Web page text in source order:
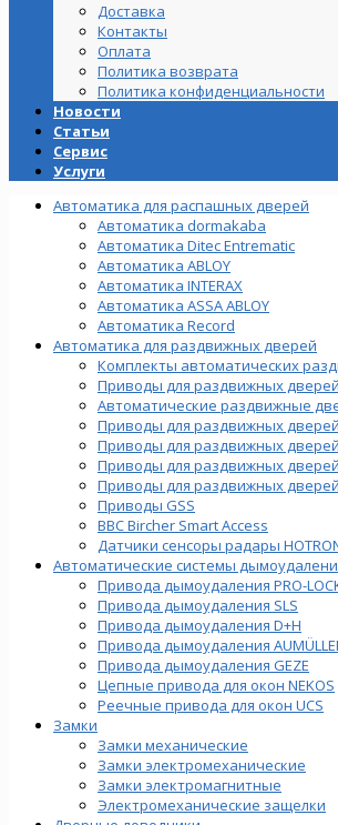
Доставка
Контакты
Оплата
Политика возврата
Политика конфиденциальности
Новости
Статьи
Сервис
Услуги
Автоматика для распашных дверей
Автоматика dormakaba
Автоматика Ditec Entrematic
Автоматика ABLOY
Автоматика INTERAX
Автоматика ASSA ABLOY
Автоматика Record
Автоматика для раздвижных дверей
Комплекты автоматических
Приводы для раздвижных
Автоматические раздвижные
Приводы для раздвижных дверей
Приводы для раздвижных дверей
Приводы для раздвижных дверей
Приводы для раздвижных
Приводы GSS
BBC Bircher Smart Access
Датчики сенсоры радары
Автоматические системы
Привода дымоудаления PRO-
Привода дымоудаления SLS
Привода дымоудаления D+H
Привода дымоудаления
Привода дымоудаления GEZE
Цепные привода для окон NEKOS
Реечные привода для окон UСS
Замки
Замки механические
Замки электромеханические
Замки электромагнитные
Электромеханические защелки